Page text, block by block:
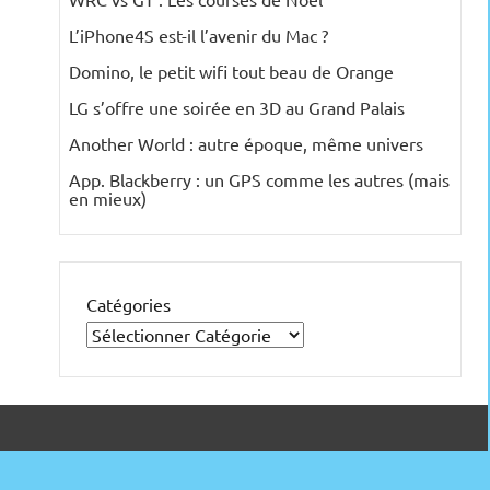
L’iPhone4S est-il l’avenir du Mac ?
Domino, le petit wifi tout beau de Orange
LG s’offre une soirée en 3D au Grand Palais
Another World : autre époque, même univers
App. Blackberry : un GPS comme les autres (mais
en mieux)
Catégories